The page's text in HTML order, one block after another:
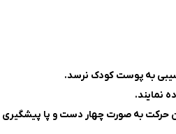
به پوست کودک نرسد.
نمایند.
حین حرکت به صورت چهار دست و پا